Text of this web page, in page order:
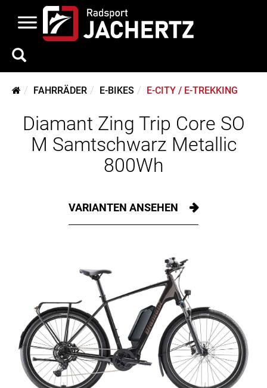
FAHRRÄDER E-BIKES E-CITY / E-TREKKING
Diamant Zing Trip Core SO
M Samtschwarz Metallic
800Wh
VARIANTEN ANSEHEN